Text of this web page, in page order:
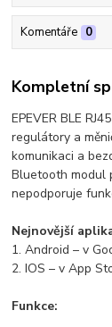
Komentáře 0
Kompletní
EPEVER BLE
regulátory a
komunikaci a
Bluetooth modul
nepodporuje
Nejnovější
1. Android – v
2. IOS – v App
Funkce: